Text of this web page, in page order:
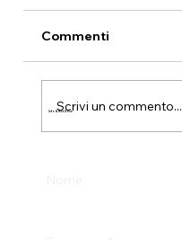
Commenti
Scrivi un commento...
Info & Test Drive